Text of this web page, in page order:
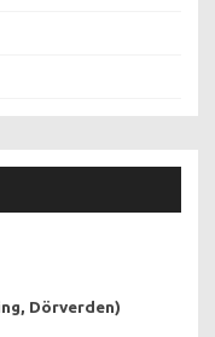
Dörverden)